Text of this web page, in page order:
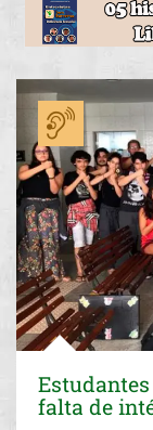
falta de